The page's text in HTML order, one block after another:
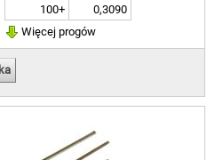
100+
0,3090
Więcej progów